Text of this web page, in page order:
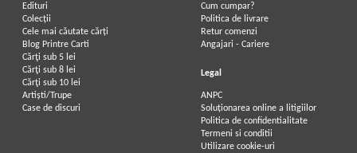
Edituri
Colecții
Cele mai căutate cărți
Blog Printre Carti
Cărţi sub 5 lei
Cărţi sub 8 lei
Cărţi sub 10 lei
Artiști/Trupe
Case de discuri
Cum cumpar?
Politica de livrare
Retur comenzi
Angajari - Cariere
Legal
ANPC
Soluționarea online a litigiilor
Politica de confidentialitate
Termeni si conditii
Utilizare cookie-uri